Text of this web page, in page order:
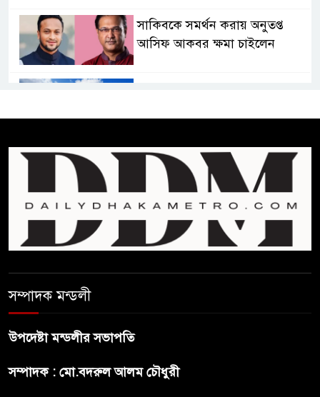
সাকিবকে সমর্থন করায় অনুতপ্ত
আসিফ আকবর ক্ষমা চাইলেন
প্রথম শ্রেণি ছাড়া অন্য সব শ্রেণিতে
হবে ভর্তি পরীক্ষা: শিক্ষা মন্ত্রণালয়
কাউকে অসম্মান করতে নয়,
জনগনের অধিকার আদায়ে এসেছিঃ
জামাতের আমির
বন্ধুত্ব : ব্রেট লি
সম্পাদক মন্ডলী
উপদেষ্টা মন্ডলীর সভাপতি
সম্পাদক : মো.বদরুল আলম চৌধুরী